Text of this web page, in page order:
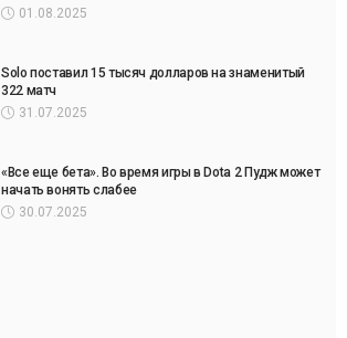
01.08.2025
Solo поставил 15 тысяч долларов на знаменитый
322 матч
31.07.2025
«Все еще бета». Во время игры в Dota 2 Пудж может
начать вонять слабее
30.07.2025